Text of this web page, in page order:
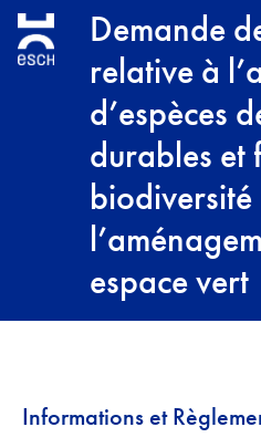
Aller au contenu principal
Demande
relative à
d’espèces
durables et
espace vert
Informations et